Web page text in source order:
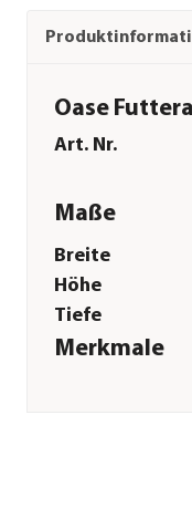
Oase
Art. Nr.
Maße
Breite
Höhe
Tiefe
Merkmale